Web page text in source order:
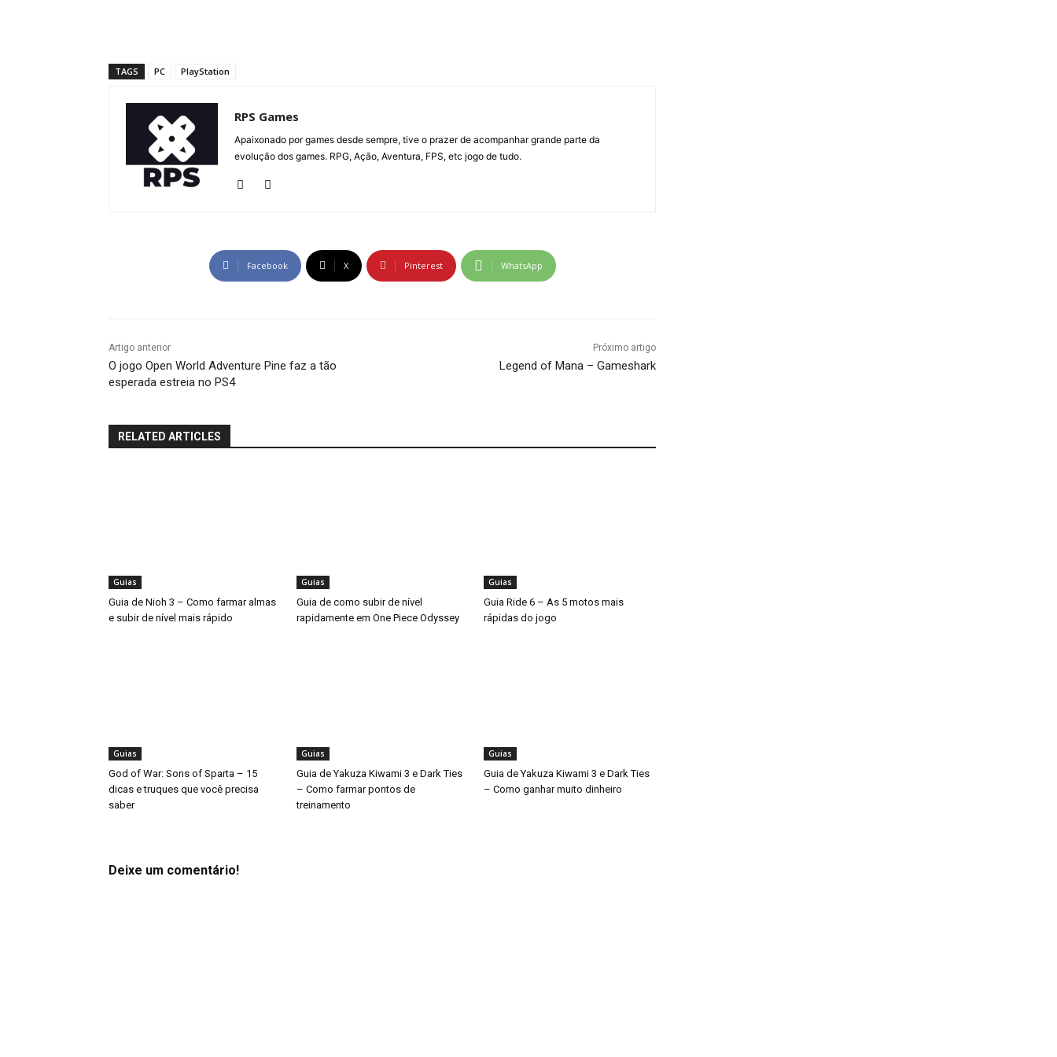
TAGS PC PlayStation
RPS Games
Apaixonado por games desde sempre, tive o prazer de acompanhar grande parte da
evolução dos games. RPG, Ação, Aventura, FPS, etc jogo de tudo.
Facebook X Pinterest WhatsApp
Artigo anterior
O jogo Open World Adventure Pine faz a tão
esperada estreia no PS4
Próximo artigo
Legend of Mana – Gameshark
RELATED ARTICLES
Guias
Guia de Nioh 3 – Como farmar almas
e subir de nível mais rápido
Guias
Guia de como subir de nível
rapidamente em One Piece Odyssey
Guias
Guia Ride 6 – As 5 motos mais
rápidas do jogo
Guias
God of War: Sons of Sparta – 15
dicas e truques que você precisa
saber
Guias
Guia de Yakuza Kiwami 3 e Dark Ties
– Como farmar pontos de
treinamento
Guias
Guia de Yakuza Kiwami 3 e Dark Ties
– Como ganhar muito dinheiro
Deixe um comentário!